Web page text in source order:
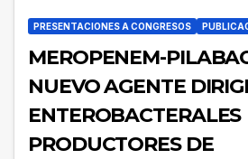
PRESENTACIONES A CONGRESOS
MEROPENEM-
NUEVO AGENTE
ENTEROBACTERALES
PRODUCTORES DE